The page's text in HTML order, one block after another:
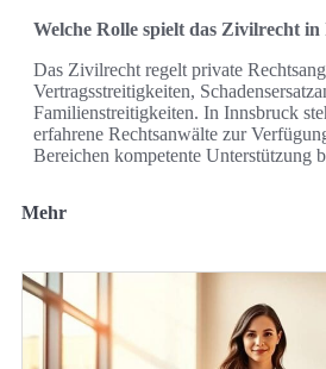
Welche Rolle spielt das Zivilrecht
Das Zivilrecht regelt private
Vertragsstreitigkeiten,
Familienstreitigkeiten. In Innsbruck
erfahrene Rechtsanwälte zur
Bereichen kompetente Unterstützung
Mehr